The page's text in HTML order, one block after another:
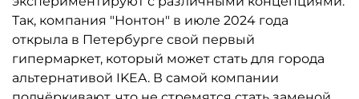
Так, компания "Нонтон" в июле 2024 года
открыла в Петербурге свой первый
гипермаркет, который может стать для города
альтернативой IKEA. В самой компании